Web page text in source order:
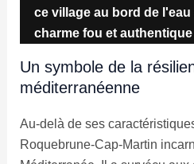
ce village au bord de l'eau
charme fou et authentique
Un symbole de la
méditerranéenne
Au-delà de ses
Roquebrune-Cap-Martin